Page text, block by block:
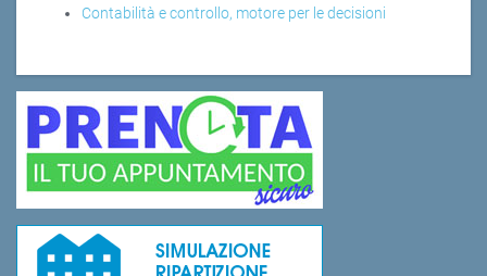
Contabilità e controllo, motore per le decisioni